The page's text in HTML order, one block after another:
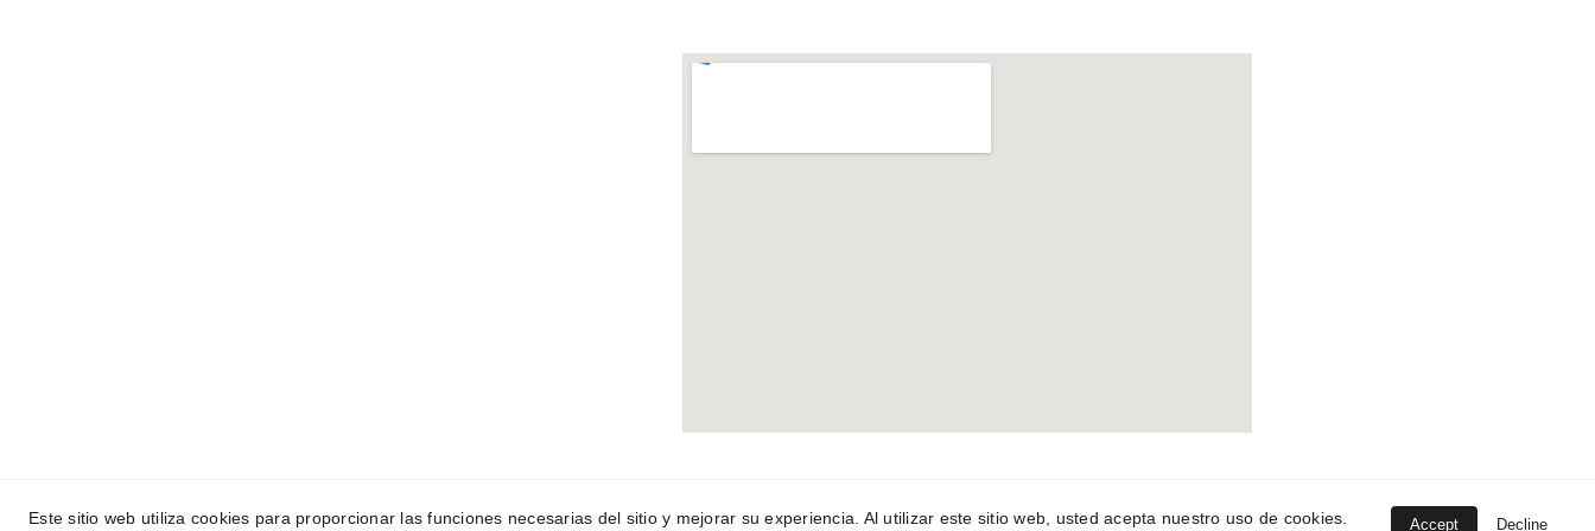
Este sitio web utiliza cookies para proporcionar las funciones necesarias del sitio y mejorar su experiencia. Al utilizar este sitio web, usted acepta nuestro uso de cookies. Accept Decline